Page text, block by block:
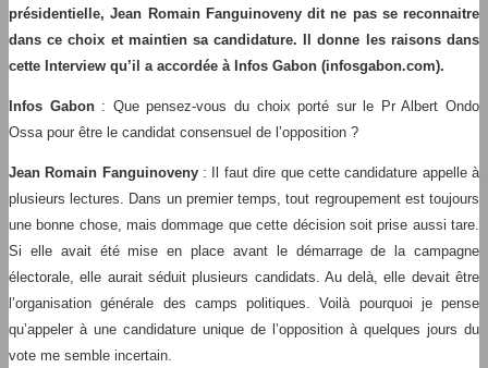
présidentielle, Jean Romain Fanguinoveny dit ne pas se reconnaitre
dans ce choix et maintien sa candidature. Il donne les raisons dans
cette Interview qu’il a accordée à Infos Gabon (infosgabon.com).
Infos Gabon: Que pensez-vous du choix porté sur le Pr Albert Ondo
Ossa pour être le candidat consensuel de l’opposition ?
Jean Romain Fanguinoveny: Il faut dire que cette candidature appelle à
plusieurs lectures. Dans un premier temps, tout regroupement est toujours
une bonne chose, mais dommage que cette décision soit prise aussi tare.
Si elle avait été mise en place avant le démarrage de la campagne
électorale, elle aurait séduit plusieurs candidats. Au delà, elle devait être
l’organisation générale des camps politiques. Voilà pourquoi je pense
qu’appeler à une candidature unique de l’opposition à quelques jours du
vote me semble incertain.